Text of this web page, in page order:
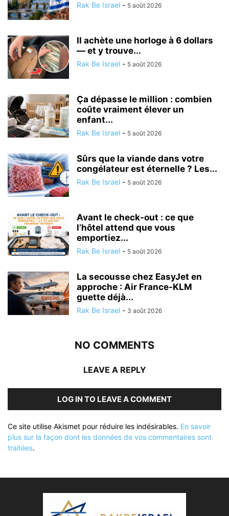
Rak Be Israel - 5 août 2026
Il achète une horloge à 6 dollars
— et y trouve...
Rak Be Israel - 5 août 2026
Ça dépasse le million : combien
coûte vraiment élever un
enfant...
Rak Be Israel - 5 août 2026
Sûrs que la viande dans votre
congélateur est éternelle ? Les...
Rak Be Israel - 5 août 2026
Avant le check-out : ce que
l’hôtel attend que vous
emportiez...
Rak Be Israel - 5 août 2026
La secousse chez EasyJet en
approche : Air France-KLM
guette déjà...
Rak Be Israel - 3 août 2026
NO COMMENTS
LEAVE A REPLY
LOG IN TO LEAVE A COMMENT
Ce site utilise Akismet pour réduire les indésirables. En savoir
plus sur la façon dont les données de vos commentaires sont
traitées.